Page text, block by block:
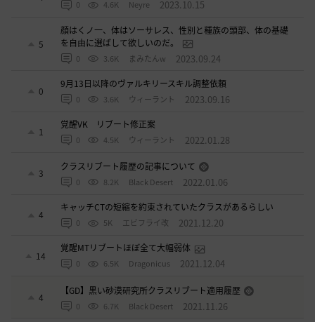
0 4.6K Neyre 2023.10.15
5
顔はくノ一、体はソーサレス、性別と種族の頭部、体の基礎
を自由に選ばして欲しいのだ。
0 3.6K まみたんw 2023.09.24
0
9月13日以降のヴァルキリースキル調整依頼
0 3.6K ウィーラント 2023.09.16
1
覚醒VK リブート修正案
0 4.5K ウィーラント 2022.01.28
3
クラスリブート履歴の記事について
0 8.2K Black Desert 2022.01.06
4
キャッチCTの短縮を約束されていたクラスがあるらしい
0 5K エビフライ改 2021.12.20
14
覚醒MTリブートほぼ全て大幅弱体
0 6.5K Dragonicus 2021.12.04
4
【GD】黒い砂漠研究所クラスリブート適用履歴
0 6.7K Black Desert 2021.11.26